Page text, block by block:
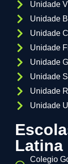
Unidade
Unidade
Unidade
Unidade
Unidade
Unidade
Unidade
Unidade
Latina
Colegio